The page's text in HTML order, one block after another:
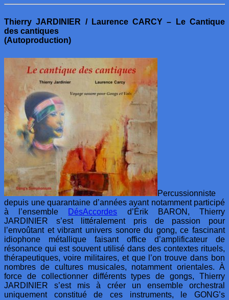
Thierry JARDINIER / Laurence CARCY – Le Cantique
des cantiques
(Autoproduction)
Percussionniste
depuis une quarantaine d’années ayant notamment participé
à l’ensemble
DésAccordes d’Érik BARON, Thierry
JARDINIER s’est littéralement pris de passion pour
l’envoûtant et vibrant univers sonore du gong, ce fascinant
idiophone métallique faisant office d’amplificateur de
résonance qui est souvent utilisé dans des contextes rituels,
thérapeutiques, voire militaires, et que l’on trouve dans bon
nombres de cultures musicales, notamment orientales. À
force de collectionner différents types de gongs, Thierry
JARDINIER s’est mis à créer un ensemble orchestral
uniquement constitué de ces instruments, le GONG’s